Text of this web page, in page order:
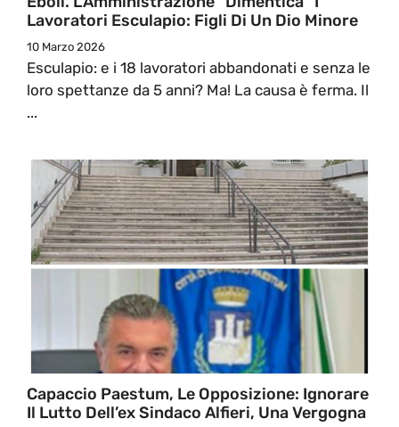
Lavoratori Esculapio: Figli Di Un Dio Minore
10 Marzo 2026
Esculapio: e i 18 lavoratori abbandonati e senza le
loro spettanze da 5 anni? Ma! La causa è ferma. Il
...
Capaccio Paestum, Le Opposizione: Ignorare
Il Lutto Dell’ex Sindaco Alfieri, Una Vergogna